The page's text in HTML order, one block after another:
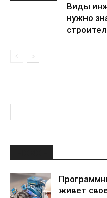
Виды
нужно
живет